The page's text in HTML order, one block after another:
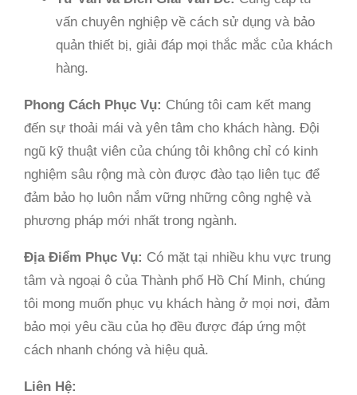
vấn chuyên nghiệp về cách sử dụng và bảo
quản thiết bị, giải đáp mọi thắc mắc của khách
hàng.
Phong Cách Phục Vụ: Chúng tôi cam kết mang
đến sự thoải mái và yên tâm cho khách hàng. Đội
ngũ kỹ thuật viên của chúng tôi không chỉ có kinh
nghiệm sâu rộng mà còn được đào tạo liên tục để
đảm bảo họ luôn nắm vững những công nghệ và
phương pháp mới nhất trong ngành.
Địa Điểm Phục Vụ: Có mặt tại nhiều khu vực trung
tâm và ngoại ô của Thành phố Hồ Chí Minh, chúng
tôi mong muốn phục vụ khách hàng ở mọi nơi, đảm
bảo mọi yêu cầu của họ đều được đáp ứng một
cách nhanh chóng và hiệu quả.
Liên Hệ: